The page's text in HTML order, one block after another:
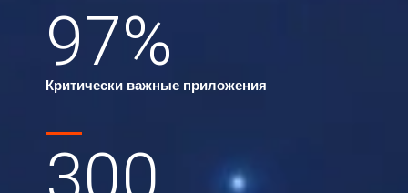
97%
Критически важные приложения